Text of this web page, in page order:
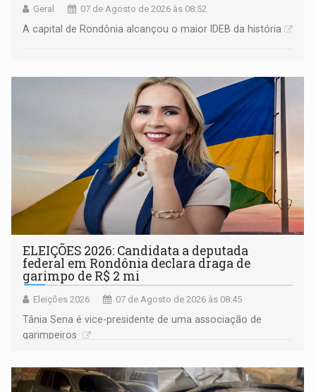
Geral 07 de Agosto de 2026 às 08:52
A capital de Rondônia alcançou o maior IDEB da história
ELEIÇÕES 2026: Candidata a deputada
federal em Rondônia declara draga de
garimpo de R$ 2 mi
Eleições 2026 07 de Agosto de 2026 às 08:45
Tânia Sena é vice-presidente de uma associação de
garimpeiros